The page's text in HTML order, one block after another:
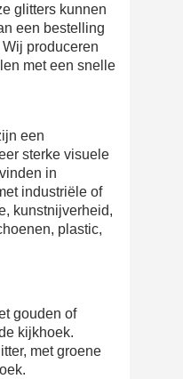
glitters kunnen
een bestelling
produceren
met een snelle
een
sterke visuele
in
industriële of
kunstnijverheid,
plastic,
gouden of
kijkhoek.
met groene